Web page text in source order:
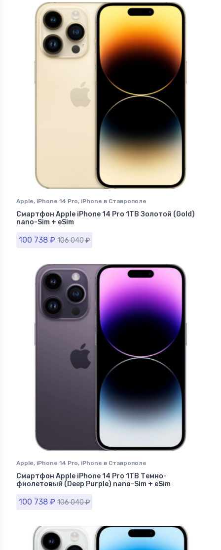
Apple, iPhone 14 Pro, iPhone в Ставрополе
Смартфон Apple iPhone 14 Pro 1TB Золотой (Gold)
nano-Sim + eSim
100 738 ₽ 106 040₽
Apple, iPhone 14 Pro, iPhone в Ставрополе
Смартфон Apple iPhone 14 Pro 1TB Темно-
фиолетовый (Deep Purple) nano-Sim + eSim
100 738 ₽ 106 040₽